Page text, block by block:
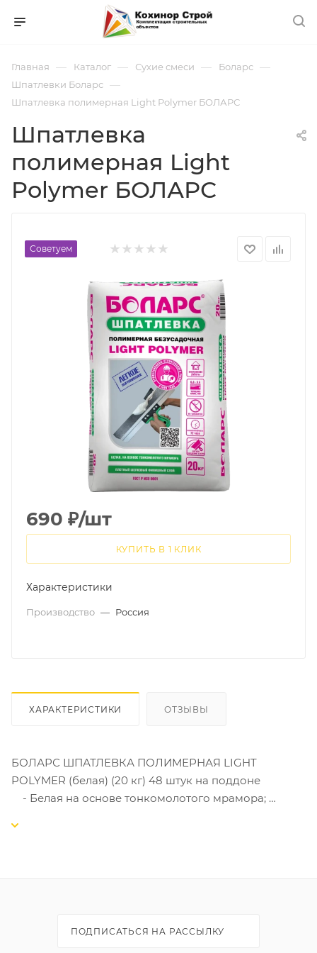
Главная — Каталог — Сухие смеси — Боларс —
Шпатлевки Боларс —
Шпатлевка полимерная Light Polymer БОЛАРС
Шпатлевка
полимерная Light
Polymer БОЛАРС
Советуем
690 ₽/шт
КУПИТЬ В 1 КЛИК
Характеристики
Производство — Россия
ХАРАКТЕРИСТИКИ ОТЗЫВЫ
БОЛАРС ШПАТЛЕВКА ПОЛИМЕРНАЯ LIGHT
POLYMER (белая) (20 кг) 48 штук на поддоне
- Белая на основе тонкомолотого мрамора;
ПОДПИСАТЬСЯ НА РАССЫЛКУ